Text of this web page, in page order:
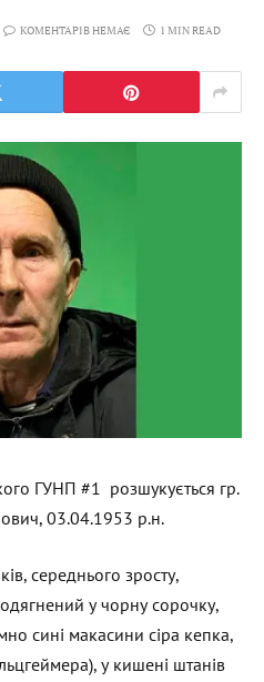
КОМЕНТАРІВ НЕМАЄ 1 MIN READ
ГУНП #1 розшукується гр.
03.04.1953 р.н.
середнього зросту,
у чорну сорочку,
сині макасини сіра кепка,
у кишені штанів